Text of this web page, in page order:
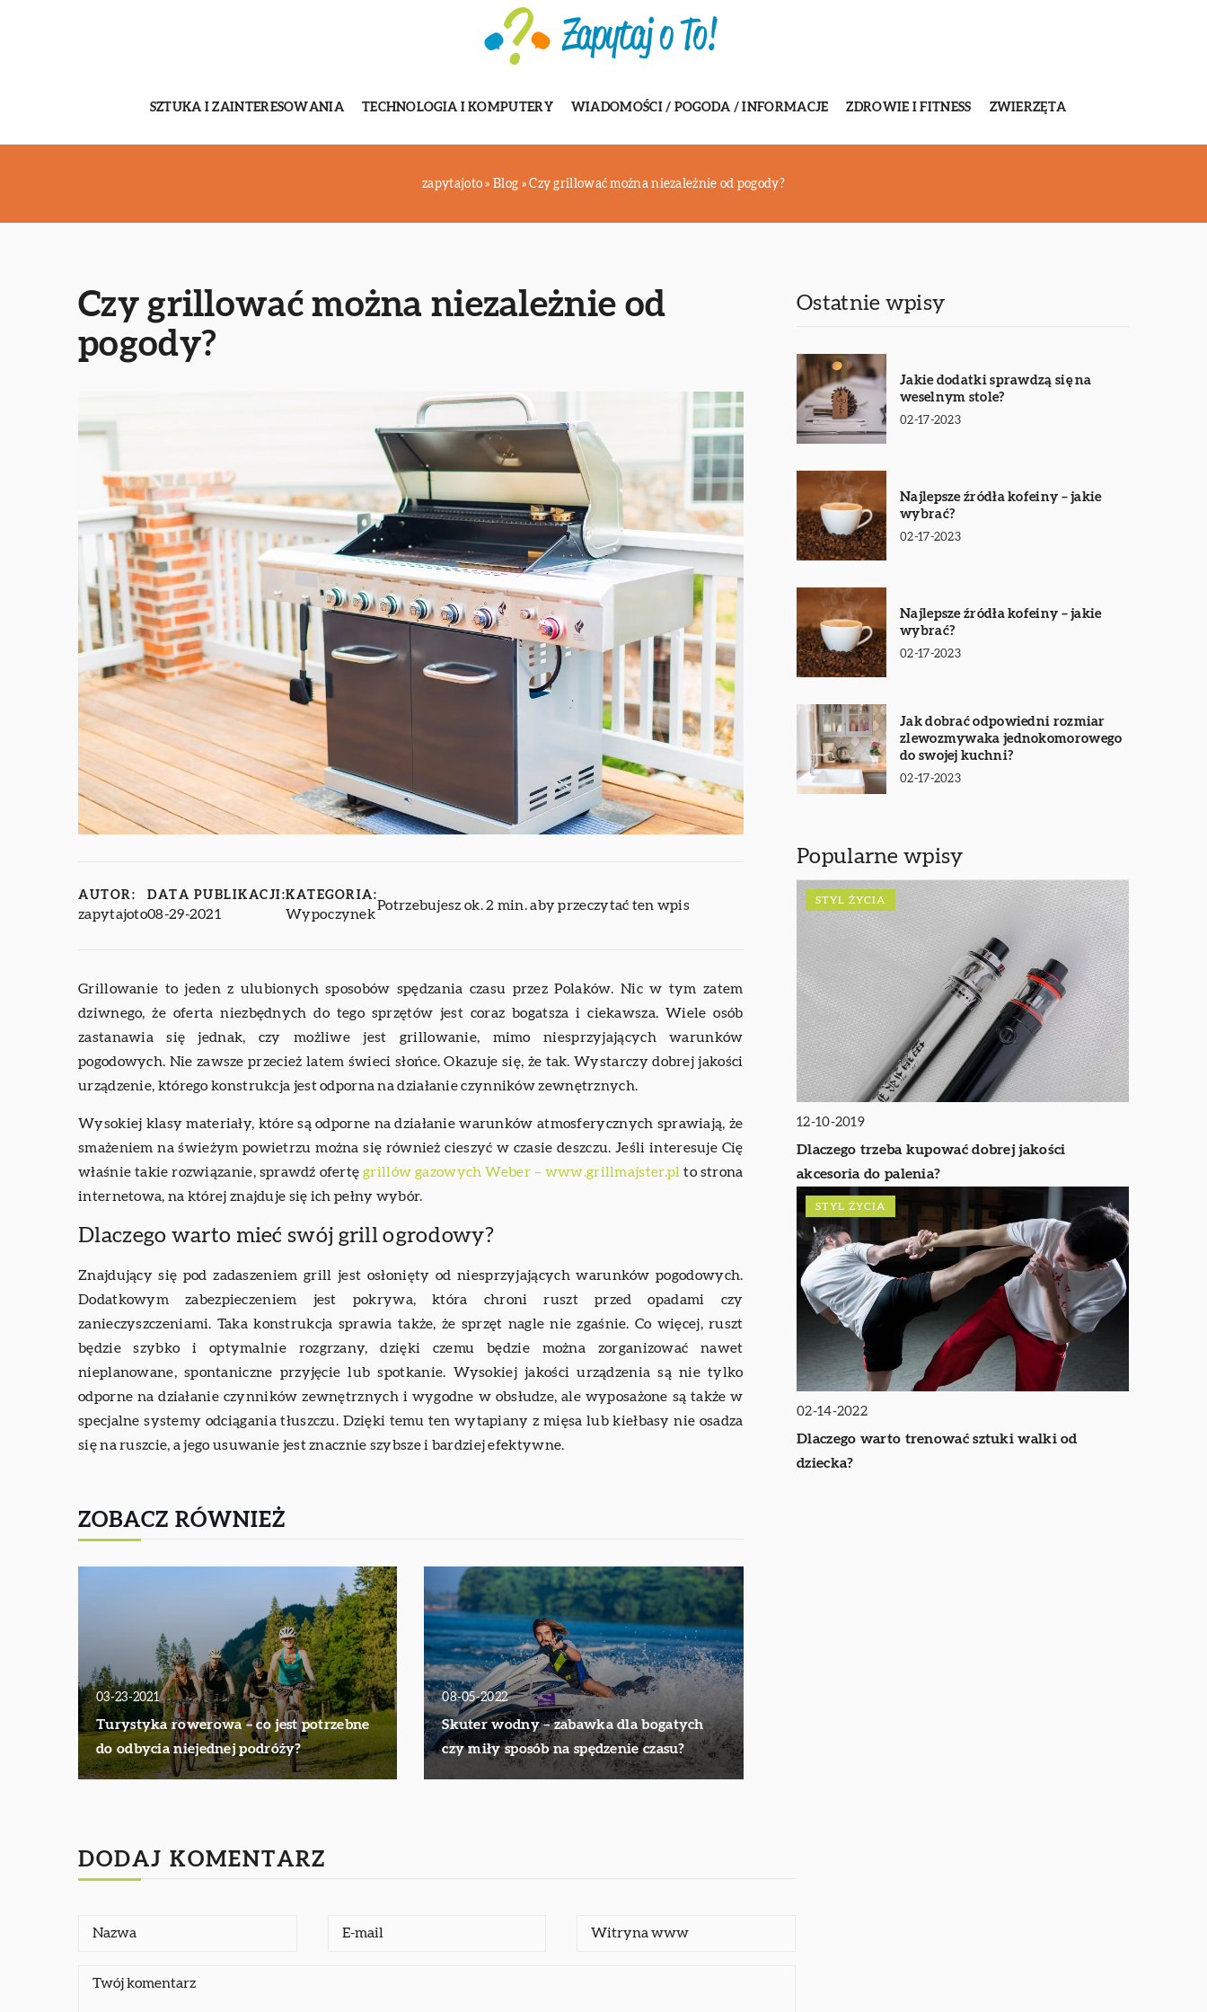
SZTUKA I ZAINTERESOWANIA TECHNOLOGIA I KOMPUTERY WIADOMOŚCI / POGODA / INFORMACJE ZDROWIE I FITNESS ZWIERZĘTA
zapytajoto »Blog »Czy grillować można niezależnie od pogody?
Czy grillować można niezależnie od
pogody?
AUTOR:
zapytajoto
DATA PUBLIKACJI:
08-29-2021
KATEGORIA:
Wypoczynek
Potrzebujesz ok. 2 min. aby przeczytać ten wpis
Grillowanie to jeden z ulubionych sposobów spędzania czasu przez Polaków. Nic w tym zatem
dziwnego, że oferta niezbędnych do tego sprzętów jest coraz bogatsza i ciekawsza. Wiele osób
zastanawia się jednak, czy możliwe jest grillowanie, mimo niesprzyjających warunków
pogodowych. Nie zawsze przecież latem świeci słońce. Okazuje się, że tak. Wystarczy dobrej jakości
urządzenie, którego konstrukcja jest odporna na działanie czynników zewnętrznych.
Wysokiej klasy materiały, które są odporne na działanie warunków atmosferycznych sprawiają, że
smażeniem na świeżym powietrzu można się również cieszyć w czasie deszczu. Jeśli interesuje Cię
właśnie takie rozwiązanie, sprawdź ofertęgrillów gazowych Weber – www.grillmajster.pl to strona
internetowa, na której znajduje się ich pełny wybór.
Dlaczego warto mieć swój grill ogrodowy?
Znajdujący się pod zadaszeniem grill jest osłonięty od niesprzyjających warunków pogodowych.
Dodatkowym zabezpieczeniem jest pokrywa, która chroni ruszt przed opadami czy
zanieczyszczeniami. Taka konstrukcja sprawia także, że sprzęt nagle nie zgaśnie. Co więcej, ruszt
będzie szybko i optymalnie rozgrzany, dzięki czemu będzie można zorganizować nawet
nieplanowane, spontaniczne przyjęcie lub spotkanie. Wysokiej jakości urządzenia są nie tylko
odporne na działanie czynników zewnętrznych i wygodne w obsłudze, ale wyposażone są także w
specjalne systemy odciągania tłuszczu. Dzięki temu ten wytapiany z mięsa lub kiełbasy nie osadza
się na ruszcie, a jego usuwanie jest znacznie szybsze i bardziej efektywne.
ZOBACZ RÓWNIEŻ
03-23-2021
Turystyka rowerowa – co jest potrzebne
do odbycia niejednej podróży?
08-05-2022
Skuter wodny – zabawka dla bogatych
czy miły sposób na spędzenie czasu?
Ostatnie wpisy
Jakie dodatki sprawdzą się na
weselnym stole?
02-17-2023
Najlepsze źródła kofeiny – jakie
wybrać?
02-17-2023
Najlepsze źródła kofeiny – jakie
wybrać?
02-17-2023
Jak dobrać odpowiedni rozmiar
zlewozmywaka jednokomorowego
do swojej kuchni?
02-17-2023
Popularne wpisy
STYL ŻYCIA
12-10-2019
Dlaczego trzeba kupować dobrej jakości
akcesoria do palenia?
STYL ŻYCIA
02-14-2022
Dlaczego warto trenować sztuki walki od
dziecka?
DODAJ KOMENTARZ